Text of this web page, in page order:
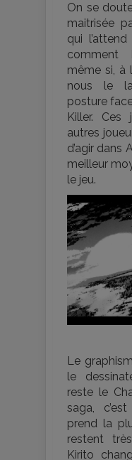
On se
maitrisée
qui
comment
même si, à
nous le
posture
Killer. Ces
autres
d’agir dans
meilleur
le jeu.
Le
le
reste le
saga,
prend la
restent
Kirito